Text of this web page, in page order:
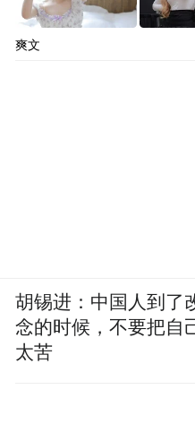
爽文
胡锡进：中国人到了
念的时候，不要把自
太苦